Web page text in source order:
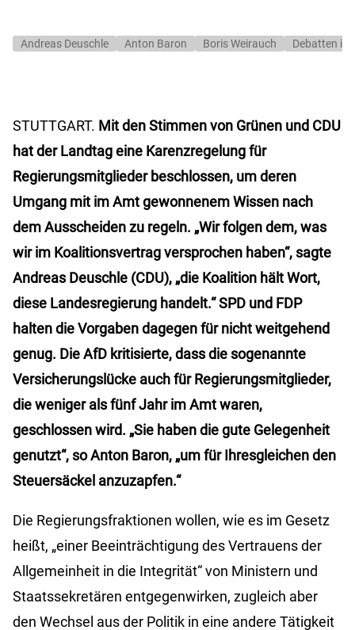
Andreas Deuschle Anton Baron Boris Weirauch Debatten
STUTTGART. Mit den Stimmen von Grünen und CDU
hat der Landtag eine Karenzregelung für
Regierungsmitglieder beschlossen, um deren
Umgang mit im Amt gewonnenem Wissen nach
dem Ausscheiden zu regeln. „Wir folgen dem, was
wir im Koalitionsvertrag versprochen haben“, sagte
Andreas Deuschle (CDU), „die Koalition hält Wort,
diese Landesregierung handelt.“ SPD und FDP
halten die Vorgaben dagegen für nicht weitgehend
genug. Die AfD kritisierte, dass die sogenannte
Versicherungslücke auch für Regierungsmitglieder,
die weniger als fünf Jahr im Amt waren,
geschlossen wird. „Sie haben die gute Gelegenheit
genutzt“, so Anton Baron, „um für Ihresgleichen den
Steuersäckel anzuzapfen.“
Die Regierungsfraktionen wollen, wie es im Gesetz
heißt, „einer Beeinträchtigung des Vertrauens der
Allgemeinheit in die Integrität“ von Ministern und
Staatssekretären entgegenwirken, zugleich aber
den Wechsel aus der Politik in eine andere Tätigkeit